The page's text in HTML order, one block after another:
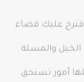
عليك قضاء
والمسلة
أمور تستحق